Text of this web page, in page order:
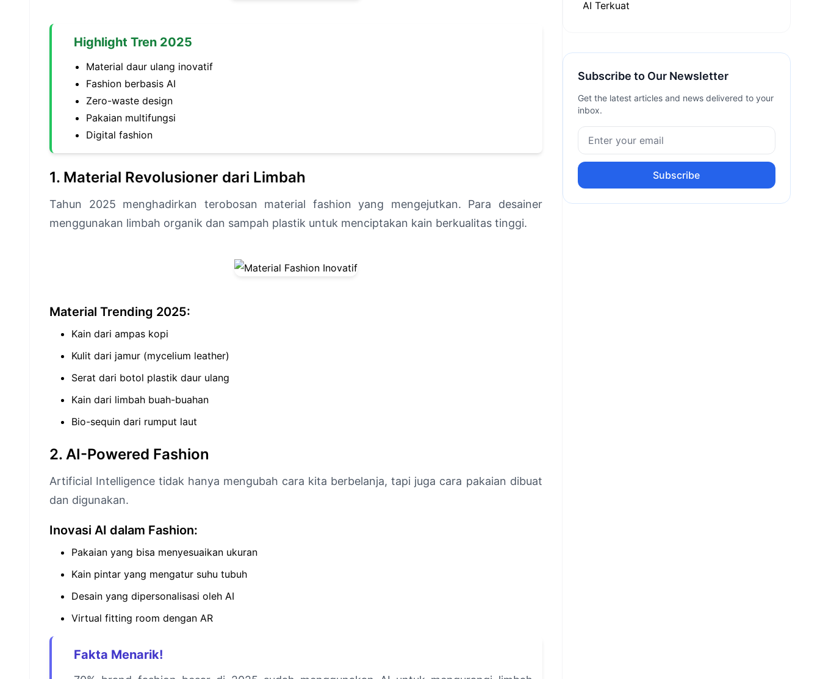
Highlight Tren 2025
Material daur ulang inovatif
Fashion berbasis AI
Zero-waste design
Pakaian multifungsi
Digital fashion
1. Material Revolusioner dari Limbah
Tahun 2025 menghadirkan terobosan material fashion yang mengejutkan. Para desainer
menggunakan limbah organik dan sampah plastik untuk menciptakan kain berkualitas tinggi.
Material Trending 2025:
Kain dari ampas kopi
Kulit dari jamur (mycelium leather)
Serat dari botol plastik daur ulang
Kain dari limbah buah-buahan
Bio-sequin dari rumput laut
2. AI-Powered Fashion
Artificial Intelligence tidak hanya mengubah cara kita berbelanja, tapi juga cara pakaian dibuat
dan digunakan.
Inovasi AI dalam Fashion:
Pakaian yang bisa menyesuaikan ukuran
Kain pintar yang mengatur suhu tubuh
Desain yang dipersonalisasi oleh AI
Virtual fitting room dengan AR
Fakta Menarik!
Subscribe to Our Newsletter
Get the latest articles and news delivered to your
inbox.
Subscribe